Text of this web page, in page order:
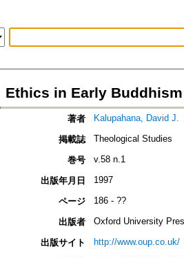
Ethics in Early Buddhism
著者 Kalupahana, David J.
掲載誌 Theological Studies
巻号 v.58 n.1
出版年月日 1997
ページ 186 - ??
出版者 Oxford University
出版サイト http://www.oup.co.uk/